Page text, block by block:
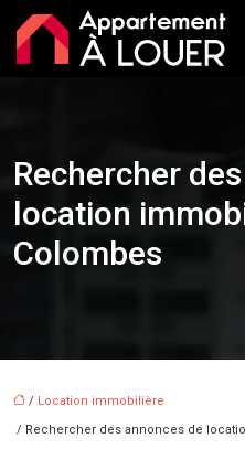
Rechercher
location
Colombes
/ Location immobilière
/ Rechercher des annonces de